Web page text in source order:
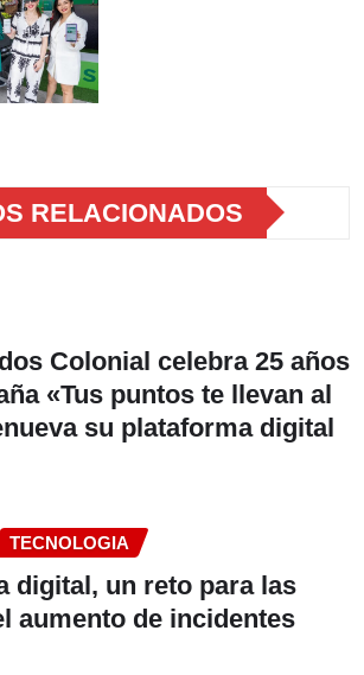
RELACIONADOS
Colonial celebra 25 años
«Tus puntos te llevan al
su plataforma digital
TECNOLOGIA
digital, un reto para las
aumento de incidentes